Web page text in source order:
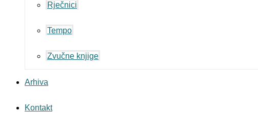
Rječnici
Tempo
Zvučne knjige
Arhiva
Kontakt